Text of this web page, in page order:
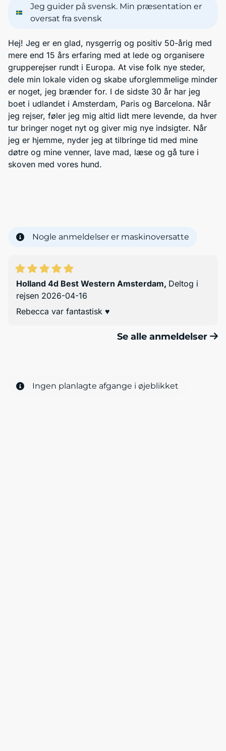
Jeg guider på svensk. Min præsentation er
oversat fra svensk
Hej! Jeg er en glad, nysgerrig og positiv 50-årig med
mere end 15 års erfaring med at lede og organisere
grupperejser rundt i Europa. At vise folk nye steder,
dele min lokale viden og skabe uforglemmelige minder
er noget, jeg brænder for. I de sidste 30 år har jeg
boet i udlandet i Amsterdam, Paris og Barcelona. Når
jeg rejser, føler jeg mig altid lidt mere levende, da hver
tur bringer noget nyt og giver mig nye indsigter. Når
jeg er hjemme, nyder jeg at tilbringe tid med mine
døtre og mine venner, lave mad, læse og gå ture i
skoven med vores hund.
Nogle anmeldelser er maskinoversatte
Holland 4d Best Western Amsterdam, Deltog i
rejsen 2026-04-16
Rebecca var fantastisk ♥️
Se alle anmeldelser
Ingen planlagte afgange i øjeblikket